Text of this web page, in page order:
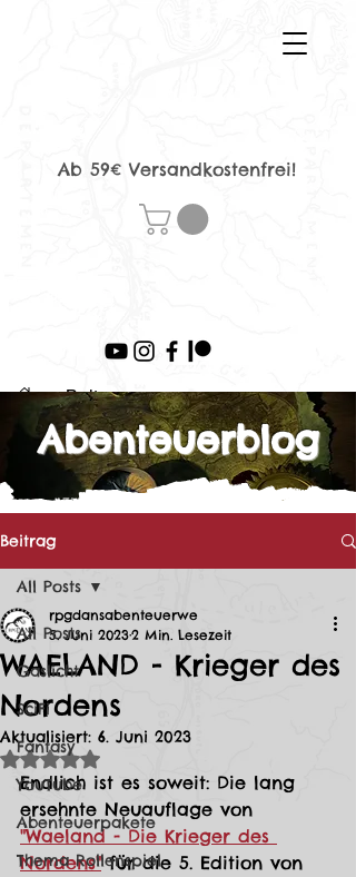
Ab 59€ Versandkostenfrei!
> Beitrag
Abenteuerblog
Beitrag
All Posts
Gaslicht
SciFi
Fantasy
YouTube
Abenteuerpakete
Thema Rollenspiel
All Posts
WAELAND - Krieger des
Nordens
rpgdansabenteuerwe
5. Juni 20232 Min. Lesezeit
Aktualisiert: 6. Juni 2023
Mit NaN von 5 Sternen bewertet.
Endlich ist es soweit: Die lang
ersehnte Neuauflage von
"Waeland - Die Krieger des
Nordens" für die 5. Edition von